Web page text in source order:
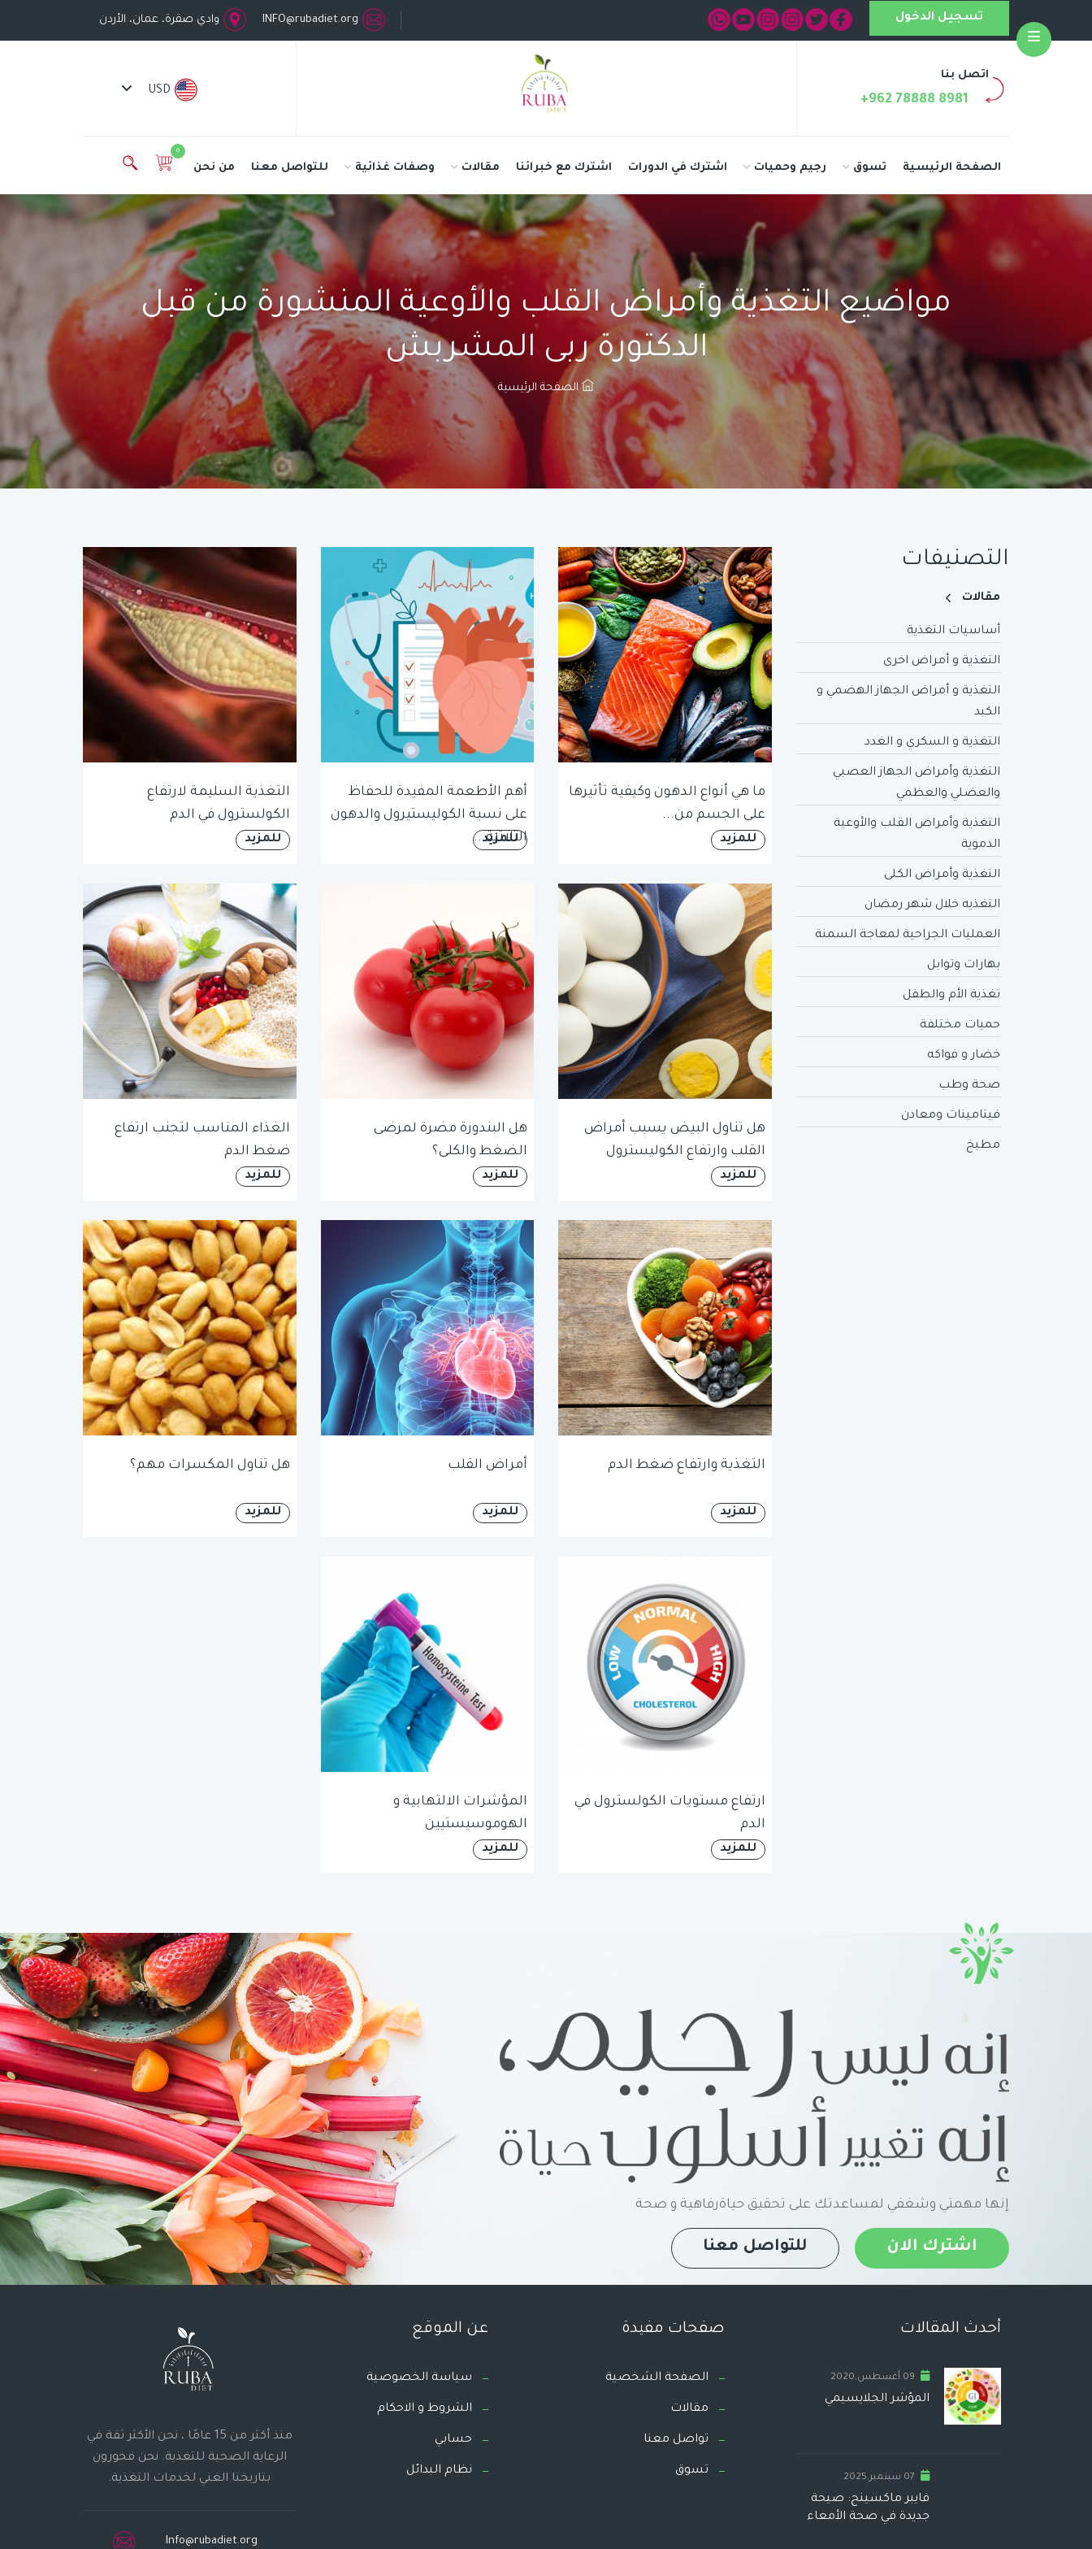
INFO@rubadiet.org وادي صقرة، عمان، الأردن تسجيل الدخول
اتصل بنا
+962 78888 8981
USD
0
الصفحة الرئيسية تسوق رجيم وحميات اشترك في الدورات اشترك مع خبرائنا مقالات وصفات غذائية للتواصل معنا من نحن
مواضيع التغذية وأمراض القلب والأوعية المنشورة من قبل
الدكتورة ربى المشربش
الصفحة الرئيسية
التصنيفات
مقالات
أساسيات التغذية
التغذية و أمراض اخرى
التغذية و أمراض الجهاز الهضمي و
الكبد
التغذية و السكري و الغدد
التغذية وأمراض الجهاز العصبي
والعضلي والعظمي
التغذية وأمراض القلب والأوعية
الدموية
التغذية وأمراض الكلى
التغذيه خلال شهر رمضان
العمليات الجراحية لمعاجة السمنة
بهارات وتوابل
تغذية الأم والطفل
حميات مختلفة
خضار و فواكه
صحة وطب
فيتامينات ومعادن
مطبخ
ما هي أنواع الدهون وكيفية تأثيرها
على الجسم من...
للمزيد
أهم الأطعمة المفيدة للحفاظ
على نسبة الكوليستيرول والدهون
الثلاثية...
للمزيد
التغذية السليمة لارتفاع
الكولسترول في الدم
للمزيد
هل تناول البيض يسبب أمراض
القلب وارتفاع الكوليسترول
للمزيد
هل البندورة مضرة لمرضى
الضغط والكلى؟
للمزيد
الغذاء المناسب لتجنب ارتفاع
ضغط الدم
للمزيد
التغذية وارتفاع ضغط الدم
للمزيد
أمراض القلب
للمزيد
هل تناول المكسرات مهم؟
للمزيد
ارتفاع مستويات الكولسترول في
الدم
للمزيد
المؤشرات الالتهابية و
الهوموسيستيين
للمزيد
إنها مهمتي وشغفي لمساعدتك على تحقيق حياةرفاهية و صحة
اشترك الان للتواصل معنا
أحدث المقالات
09 أغسطس,2020
المؤشر الجلايسيمي
07 سبتمبر,2025
فايبر ماكسينج: صيحة
جديدة في صحة الأمعاء
صفحات مفيدة
الصفحة الشخصية
مقالات
تواصل معنا
تسوق
عن الموقع
سياسة الخصوصية
الشروط و الاحكام
حسابي
نظام البدائل
منذ أكثر من 15 عامًا ، نحن الأكثر ثقة في
الرعاية الصحية للتغذية. نحن فخورون
بتاريخنا الغني لخدمات التغذية.
Info@rubadiet.org